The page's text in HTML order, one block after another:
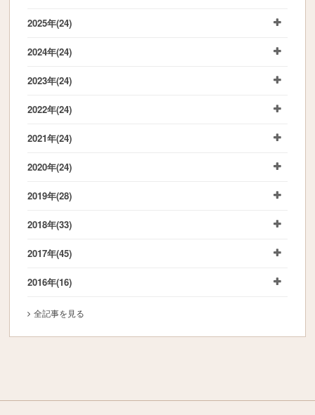
2025年(24)
2024年(24)
2023年(24)
2022年(24)
2021年(24)
2020年(24)
2019年(28)
2018年(33)
2017年(45)
2016年(16)
全記事を見る